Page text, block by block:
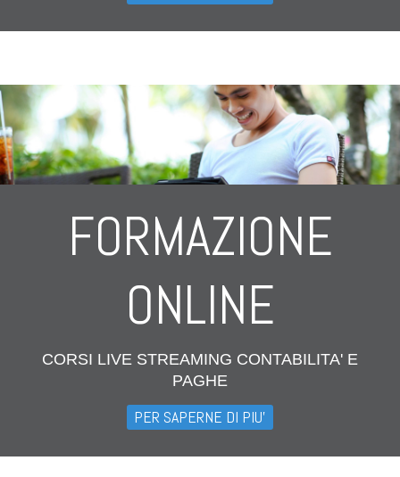
FORMAZIONE
ONLINE
CORSI LIVE STREAMING CONTABILITA' E
PAGHE
PER SAPERNE DI PIU'